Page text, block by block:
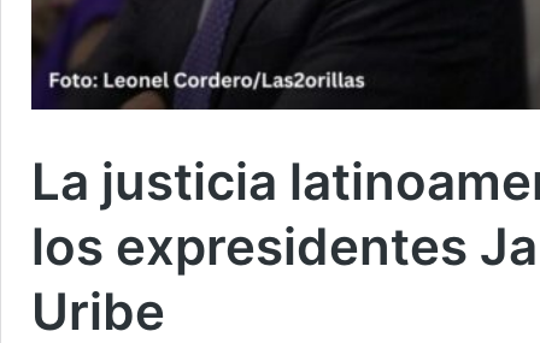
La justicia
los expresidentes
Uribe